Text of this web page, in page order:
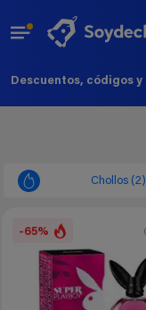
Chollos (2)
-65%